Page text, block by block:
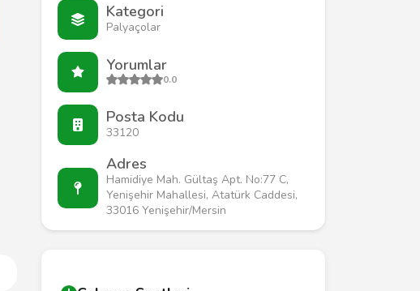
Kategori
Palyaçolar
Yorumlar
0.0
Posta Kodu
33120
Adres
Hamidiye Mah. Gültaş Apt. No:77 C,
Yenişehir Mahallesi, Atatürk Caddesi,
33016 Yenişehir/Mersin